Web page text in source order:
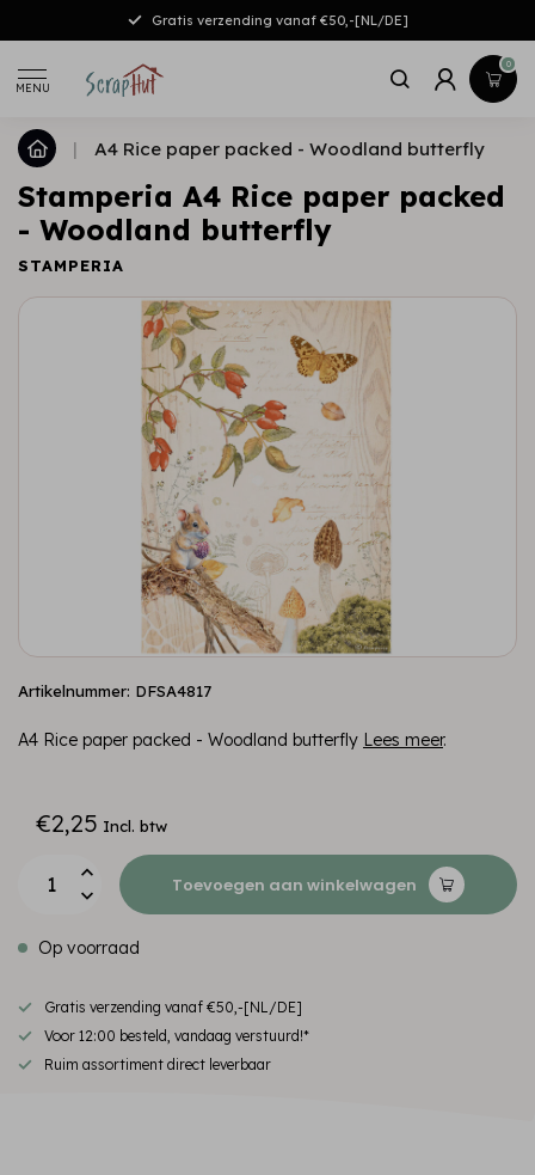
Gratis verzending vanaf €50,-[NL/DE]
MENU
0
| A4 Rice paper packed - Woodland butterfly
Stamperia A4 Rice paper packed
- Woodland butterfly
STAMPERIA
Artikelnummer: DFSA4817
A4 Rice paper packed - Woodland butterfly Lees meer.
€2,25 Incl. btw
Toevoegen aan winkelwagen
Op voorraad
Gratis verzending vanaf €50,-[NL/DE]
Voor 12:00 besteld, vandaag verstuurd!*
Ruim assortiment direct leverbaar